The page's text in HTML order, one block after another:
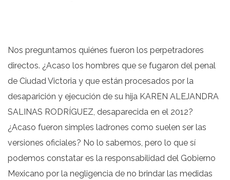
Nos preguntamos quiénes fueron los perpetradores
directos. ¿Acaso los hombres que se fugaron del penal
de Ciudad Victoria y que están procesados por la
desaparición y ejecución de su hija KAREN ALEJANDRA
SALINAS RODRÍGUEZ, desaparecida en el 2012?
¿Acaso fueron simples ladrones como suelen ser las
versiones oficiales? No lo sabemos, pero lo que sí
podemos constatar es la responsabilidad del Gobierno
Mexicano por la negligencia de no brindar las medidas